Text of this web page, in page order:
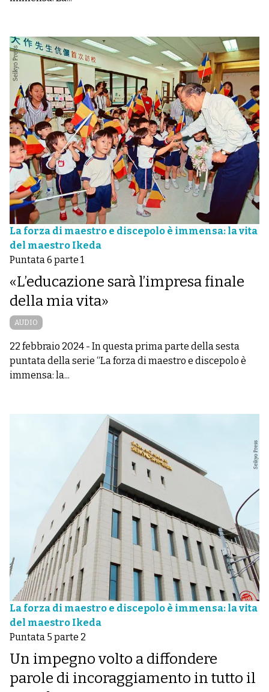
La forza di maestro e discepolo è immensa: la vita
del maestro Ikeda
Puntata 6 parte 1
«L’educazione sarà l’impresa finale
della mia vita»
AUDIO
22 febbraio 2024 - In questa prima parte della sesta
puntata della serie “La forza di maestro e discepolo è
immensa: la...
La forza di maestro e discepolo è immensa: la vita
del maestro Ikeda
Puntata 5 parte 2
Un impegno volto a diffondere
parole di incoraggiamento in tutto il